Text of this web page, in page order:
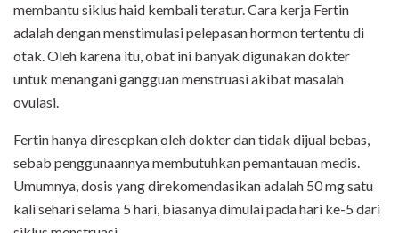
membantu siklus haid kembali teratur. Cara kerja Fertin
adalah dengan menstimulasi pelepasan hormon tertentu di
otak. Oleh karena itu, obat ini banyak digunakan dokter
untuk menangani gangguan menstruasi akibat masalah
ovulasi.
Fertin hanya diresepkan oleh dokter dan tidak dijual bebas,
sebab penggunaannya membutuhkan pemantauan medis.
Umumnya, dosis yang direkomendasikan adalah 50 mg satu
kali sehari selama 5 hari, biasanya dimulai pada hari ke-5 dari